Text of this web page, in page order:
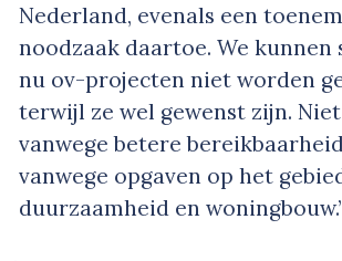
Nederland, evenals een
noodzaak daartoe. We
nu ov-projecten niet worden
terwijl ze wel gewenst zijn.
vanwege betere
vanwege opgaven op het
duurzaamheid en